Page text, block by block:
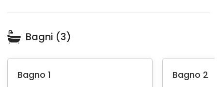
Bagni (3)
Bagno 1 Bagno 2